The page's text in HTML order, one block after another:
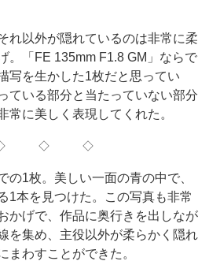
れ以外が隠れているのは非常に柔
。「FE 135mm F1.8 GM」ならで
写を生かした1枚だと思ってい
ている部分と当たっていない部分
常に美しく表現してくれた。
◇ ◇
の1枚。美しい一面の青の中で、
1本を見つけた。この写真も非常
かげで、作品に奥行きを出しなが
を集め、主役以外が柔らかく隠れ
まわすことができた。